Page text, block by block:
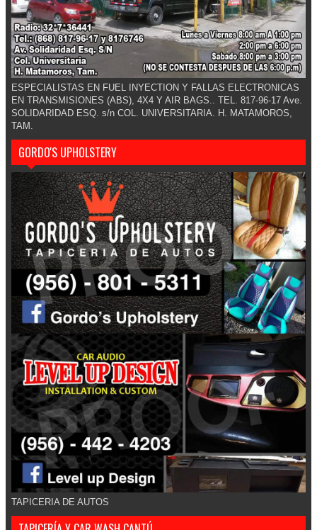
ESPECIALISTAS EN FUEL INYECTION Y FALLAS ELECTRONICAS
EN TRANSMISIONES (ABS), 4X4 Y AIR BAGS.. TEL. 817-96-17 Ave.
SOLIDARIDAD ESQ. s/n COL. UNIVERSITARIA. H. MATAMOROS,
TAM.
GORDO'S UPHOLSTERY
TAPICERIA DE AUTOS